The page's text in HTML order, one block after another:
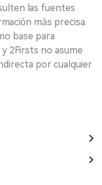
las fuentes
más precisa.
base para
2Firsts no asume
por cualquier